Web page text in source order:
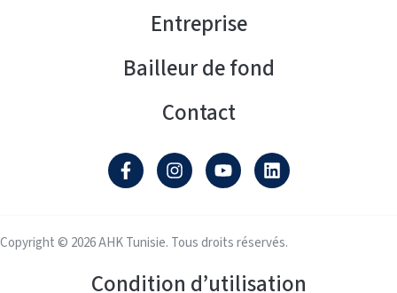
Entreprise
Bailleur de fond
Contact
Copyright © 2026 AHK Tunisie. Tous droits réservés.
Condition d’utilisation